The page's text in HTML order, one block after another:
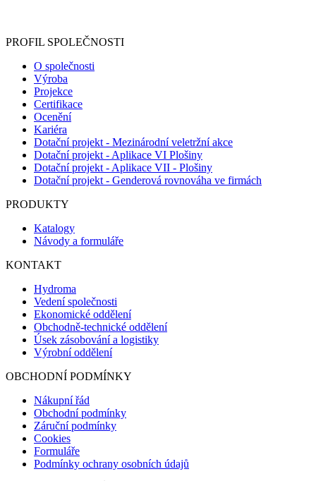
PROFIL SPOLEČNOSTI
O společnosti
Výroba
Projekce
Certifikace
Ocenění
Kariéra
Dotační projekt - Mezinárodní veletržní akce
Dotační projekt - Aplikace VI Plošiny
Dotační projekt - Aplikace VII - Plošiny
Dotační projekt - Genderová rovnováha ve firmách
PRODUKTY
Katalogy
Návody a formuláře
KONTAKT
Hydroma
Vedení společnosti
Ekonomické oddělení
Obchodně-technické oddělení
Úsek zásobování a logistiky
Výrobní oddělení
OBCHODNÍ PODMÍNKY
Nákupní řád
Obchodní podmínky
Záruční podmínky
Cookies
Formuláře
Podmínky ochrany osobních údajů